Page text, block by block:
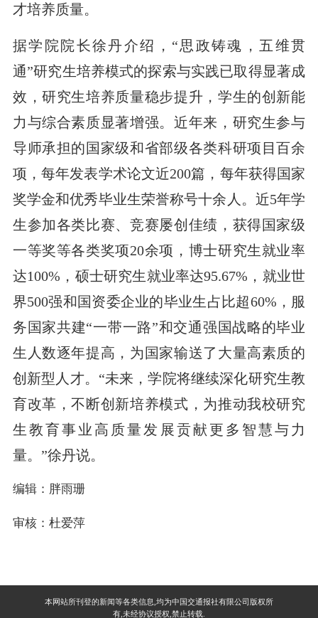
才培养质量。
据学院院长徐丹介绍，“思政铸魂，五维贯
通”研究生培养模式的探索与实践已取得显著成
效，研究生培养质量稳步提升，学生的创新能
力与综合素质显著增强。近年来，研究生参与
导师承担的国家级和省部级各类科研项目百余
项，每年发表学术论文近200篇，每年获得国家
奖学金和优秀毕业生荣誉称号十余人。近5年学
生参加各类比赛、竞赛屡创佳绩，获得国家级
一等奖等各类奖项20余项，博士研究生就业率
达100%，硕士研究生就业率达95.67%，就业世
界500强和国资委企业的毕业生占比超60%，服
务国家共建“一带一路”和交通强国战略的毕业
生人数逐年提高，为国家输送了大量高素质的
创新型人才。“未来，学院将继续深化研究生教
育改革，不断创新培养模式，为推动我校研究
生教育事业高质量发展贡献更多智慧与力
量。”徐丹说。
编辑：胖雨珊
审核：杜爱萍
本网站所刊登的新闻等各类信息,均为中国交通报社有限公司版权所
有,未经协议授权,禁止转载.